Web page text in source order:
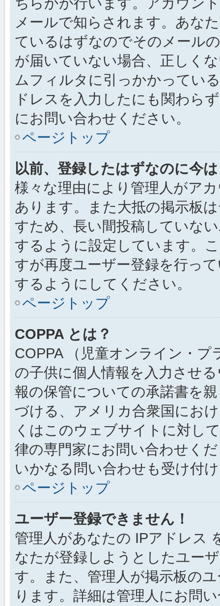
メールで知らされます。あな
ているはずなのでそのメール
が届いていない場合、正しく
ムフィルタに引っかかってい
ドレスを入力したにも関わら
にお問い合わせください。
ページトップ
以前、登録したはずなのに今
様々な理由により管理人がア
あります。また大抵の掲示板
すため、長い間投稿していな
するように設定しています。
すが再度ユーザー登録を行っ
するようにしてください。
ページトップ
COPPA とは？
COPPA （児童オンライン・
の子供に個人情報を入力させ
報の保管についての承諾書を
づける、アメリカ合衆国にお
くはこのウェブサイトに対し
律の専門家にお問い合わせく
いかなる問い合わせも受け付
ページトップ
ユーザー登録できません！
管理人があなたの IPアドレス
なたが登録しようとしたユー
す。また、管理人が掲示板の
ります。詳細は管理人にお問